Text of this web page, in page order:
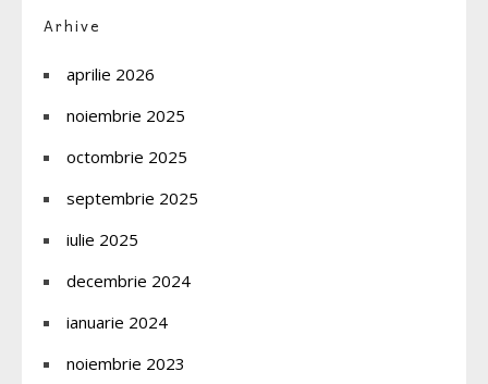
Arhive
aprilie 2026
noiembrie 2025
octombrie 2025
septembrie 2025
iulie 2025
decembrie 2024
ianuarie 2024
noiembrie 2023